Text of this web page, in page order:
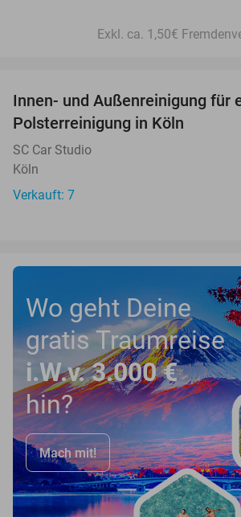
Exkl. ca. 1,50€
Innen- und Außenreinigung für
Polsterreinigung in Köln
SC Car Studio
Köln
Verkauft: 7
Wo geht Deine
gratis Traumreise
i.W.v. 3.000 €
hin?
Mach mit!